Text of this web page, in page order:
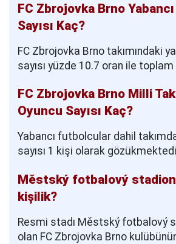
FC Zbrojovka Brno
Sayısı Kaç?
FC Zbrojovka Brno takımındaki
sayısı yüzde 10.7 oran ile
FC Zbrojovka Brno Milli
Oyuncu Sayısı Kaç?
Yabancı futbolcular dahil
sayısı 1 kişi olarak
Městský fotbalový
kişilik?
Resmi stadı Městský fotbalový
olan FC Zbrojovka Brno